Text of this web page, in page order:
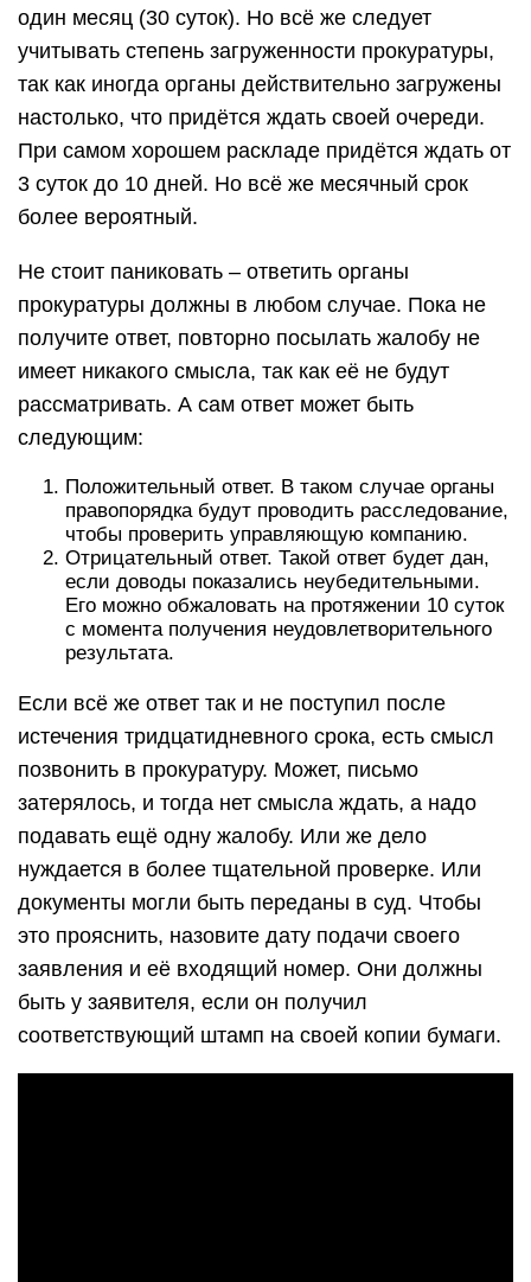
один месяц (30 суток). Но всё же следует
учитывать степень загруженности прокуратуры,
так как иногда органы действительно загружены
настолько, что придётся ждать своей очереди.
При самом хорошем раскладе придётся ждать от
3 суток до 10 дней. Но всё же месячный срок
более вероятный.
Не стоит паниковать – ответить органы
прокуратуры должны в любом случае. Пока не
получите ответ, повторно посылать жалобу не
имеет никакого смысла, так как её не будут
рассматривать. А сам ответ может быть
следующим:
Положительный ответ. В таком случае органы
правопорядка будут проводить расследование,
чтобы проверить управляющую компанию.
Отрицательный ответ. Такой ответ будет дан,
если доводы показались неубедительными.
Его можно обжаловать на протяжении 10 суток
с момента получения неудовлетворительного
результата.
Если всё же ответ так и не поступил после
истечения тридцатидневного срока, есть смысл
позвонить в прокуратуру. Может, письмо
затерялось, и тогда нет смысла ждать, а надо
подавать ещё одну жалобу. Или же дело
нуждается в более тщательной проверке. Или
документы могли быть переданы в суд. Чтобы
это прояснить, назовите дату подачи своего
заявления и её входящий номер. Они должны
быть у заявителя, если он получил
соответствующий штамп на своей копии бумаги.